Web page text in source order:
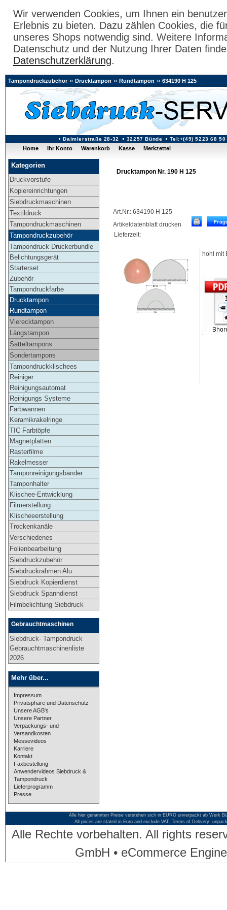
Wir verwenden Cookies, um Ihnen ein
Erlebnis zu bieten. Dazu zählen Cookies, die
unseres Shops notwendig sind. Weitere
Datenschutz und der Nutzung Ihrer Daten
Datenschutzerklärung.
Daimlerstraße 28-32 32257 Bünde Tel:+(49) 5223 68 50
Tampondruckzubehör» Drucktampon » Rundtampon » 634190 H 125
Home Ihr Konto Warenkorb Kasse Merkzettel
Kategorien
Druckvorstufe
Kopiereinrichtungen
Siebdruckmaschinen
Textildruck
Tampondruckmaschinen
Tampondruckzubehör
Tampondruck Druckerbundle
Belichtungsgerät
Starterset
Zubehör
Tampondruckfarbe
Drucktampon
Rundtampon
Vierecktampon
Längstampon
Satteltampons
Sondertampons
Tampondruckklischees
Reiniger
Reinigungsautomat
Reinigungs Systeme
Farbwannen
Keramikrakelringe
TIC Farbtöpfe
Magnetplatten
Rasterfilme
Rakelmesser
Tamponreinigungsbänder
Tamponhalter
Klischee-Entwicklung
Filmerstellung
Klischeeerstellung
Trockenkanäle
Verschiedenes
Folienbearbeitung
Siebdruckzubehör
Siebdruckrahmen Alu
Siebdruck Kopierdienst
Siebdruck Spanndienst
Filmbelichtung Siebdruck
Gebrauchtmaschinen
Siebdruck- Tampondruck
Gebrauchtmaschinenliste
2026
Mehr über...
Impressum
Privatsphäre und Datenschutz
Unsere AGB's
Unsere Partner
Verpackungs- und
Versandkosten
Messevideos
Karriere
Kontakt
Faxbestellung
Anwendervideos Siebdruck &
Tampondruck
Lieferprogramm
Presse
Drucktampon Nr. 190 H 125
Art.Nr.: 634190 H 125
Artikeldatenblatt drucken
Lieferzeit:
hohl mit
Alle hier genannten Preise verstehen sich in EURO unverpackt ab Werk
All prices are stated in Euro and exclude VAT. Terms of Delivery:
Alle Rechte vorbehalten. All rights
GmbH • eCommerce